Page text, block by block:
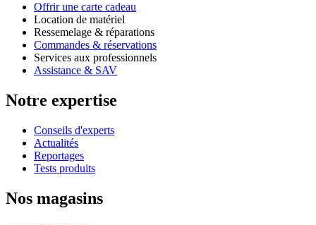
Offrir une carte cadeau
Location de matériel
Ressemelage & réparations
Commandes & réservations
Services aux professionnels
Assistance & SAV
Notre expertise
Conseils d'experts
Actualités
Reportages
Tests produits
Nos magasins